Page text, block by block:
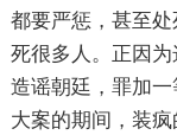
都要严惩，甚至
死很多人。正因
造谣朝廷，罪加
大案的期间，装